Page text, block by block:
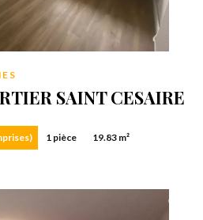
SAINT CESAIRE
1 pièce 19.83 m²